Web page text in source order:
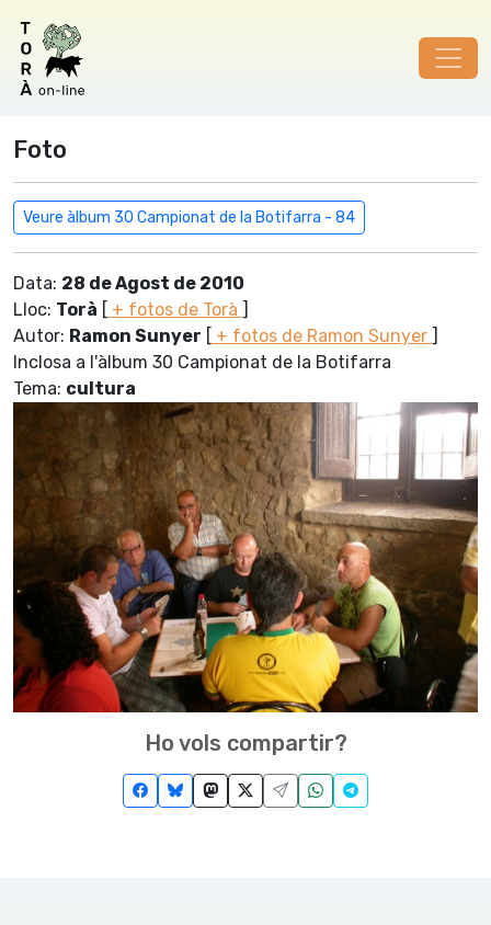
Foto
Veure àlbum 30 Campionat de la Botifarra - 84
Data: 28 de Agost de 2010
Lloc: Torà [ + fotos de Torà ]
Autor: Ramon Sunyer [ + fotos de Ramon Sunyer ]
Inclosa a l'àlbum 30 Campionat de la Botifarra
Tema: cultura
Ho vols compartir?